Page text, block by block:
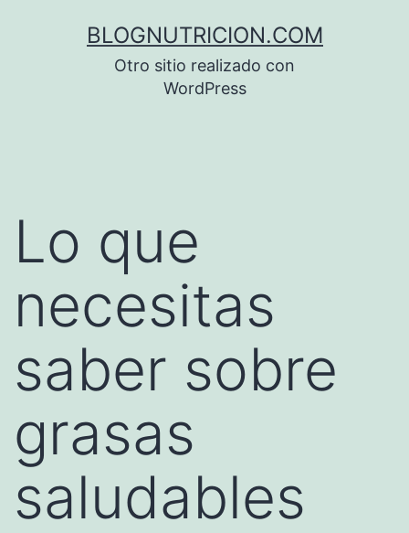
BLOGNUTRICION.COM
Otro sitio realizado con
WordPress
Lo que
necesitas
saber sobre
grasas
saludables